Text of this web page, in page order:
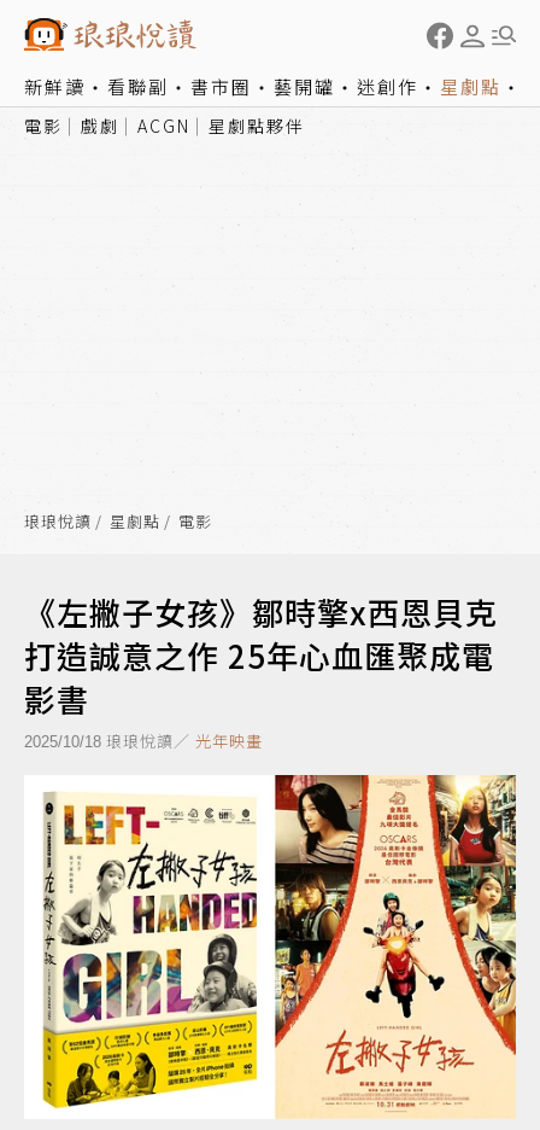
新鮮讀 看聯副 書市圈 藝開罐 迷創作 星劇點
電影 戲劇 ACGN 星劇點夥伴
琅琅悅讀 星劇點 電影
《左撇子女孩》鄒時擎x西恩貝克
打造誠意之作 25年心血匯聚成電
影書
2025/10/18 琅琅悅讀／ 光年映畫